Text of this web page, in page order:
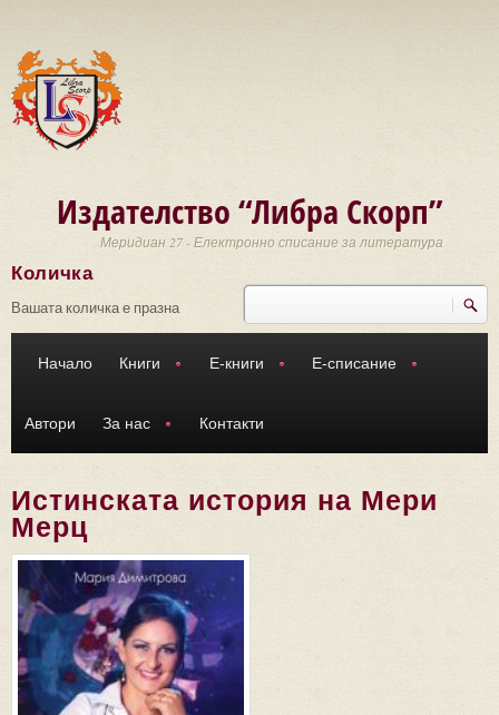
Издателство “Либра Скорп”
Меридиан 27 - Електронно списание за литература
Търси
Количка
Вашата количка е празна
Начало Книги Е-книги Е-списание
Автори За нас Контакти
Истинската история на Мери
Мерц